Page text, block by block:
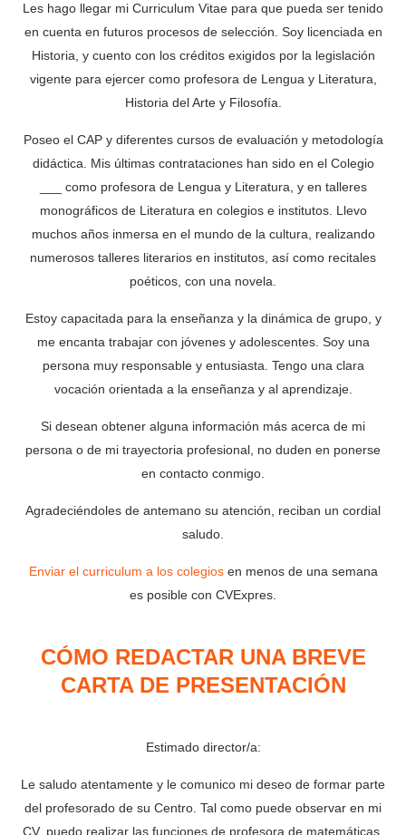
Les hago llegar mi Curriculum Vitae para que pueda ser tenido
en cuenta en futuros procesos de selección. Soy licenciada en
Historia, y cuento con los créditos exigidos por la legislación
vigente para ejercer como profesora de Lengua y Literatura,
Historia del Arte y Filosofía.
Poseo el CAP y diferentes cursos de evaluación y metodología
didáctica. Mis últimas contrataciones han sido en el Colegio
___ como profesora de Lengua y Literatura, y en talleres
monográficos de Literatura en colegios e institutos. Llevo
muchos años inmersa en el mundo de la cultura, realizando
numerosos talleres literarios en institutos, así como recitales
poéticos, con una novela.
Estoy capacitada para la enseñanza y la dinámica de grupo, y
me encanta trabajar con jóvenes y adolescentes. Soy una
persona muy responsable y entusiasta. Tengo una clara
vocación orientada a la enseñanza y al aprendizaje.
Si desean obtener alguna información más acerca de mi
persona o de mi trayectoria profesional, no duden en ponerse
en contacto conmigo.
Agradeciéndoles de antemano su atención, reciban un cordial
saludo.
Enviar el curriculum a los colegiosen menos de una semana
es posible con CVExpres.
CÓMO REDACTAR UNA BREVE
CARTA DE PRESENTACIÓN
Estimado director/a:
Le saludo atentamente y le comunico mi deseo de formar parte
del profesorado de su Centro. Tal como puede observar en mi
CV, puedo realizar las funciones de profesora de matemáticas,